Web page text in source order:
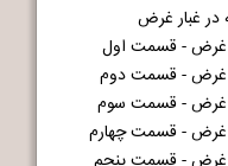
در غبار غرض
غرض - قسمت اول
غرض - قسمت دوم
غرض - قسمت سوم
غرض - قسمت چهارم